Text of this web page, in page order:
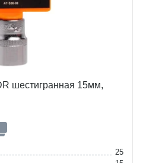
шестигранная 15мм,
25